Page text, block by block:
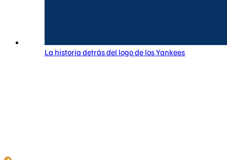
La historia detrás del logo de los Yankees